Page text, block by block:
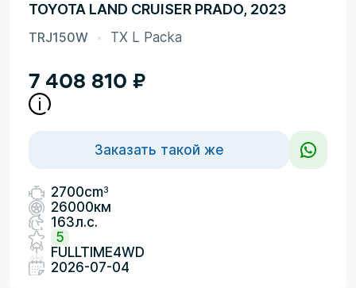
TOYOTA LAND CRUISER PRADO, 2023
TRJ150W TX L Packa
7 408 810 ₽
Заказать такой же
2700cm3
26000км
163л.с.
5
FULLTIME4WD
2026-07-04